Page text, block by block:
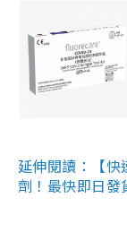
延伸閱讀：【
劑！最快即日